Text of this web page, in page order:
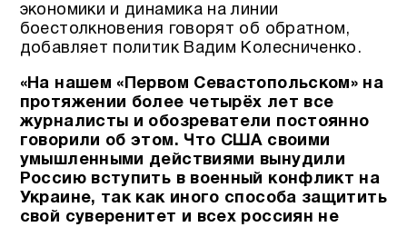
экономики и динамика на линии
боестолкновения говорят об обратном,
добавляет политик Вадим Колесниченко.
«На нашем «Первом Севастопольском» на
протяжении более четырёх лет все
журналисты и обозреватели постоянно
говорили об этом. Что США своими
умышленными действиями вынудили
Россию вступить в военный конфликт на
Украине, так как иного способа защитить
свой суверенитет и всех россиян не